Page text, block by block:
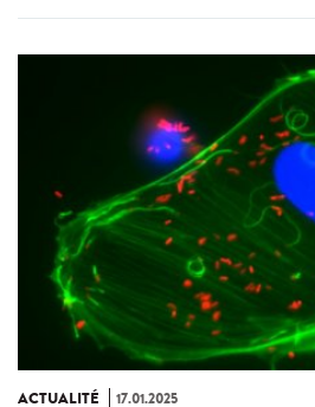
ACTUALITÉ 17.01.2025